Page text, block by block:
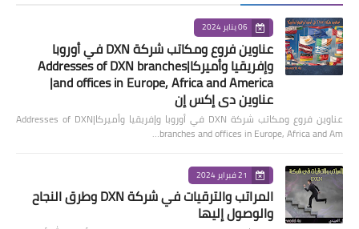
06 يناير 2024
عناوين فروع ومكاتب شركة DXN في أوروبا
وإفريقيا وأميركا|Addresses of DXN branches
and offices in Europe, Africa and America|
عناوين دي إكس إن
عناوين فروع ومكاتب شركة DXN في أوروبا وإفريقيا وأميركا|Addresses of DXN
branches and offices in Europe, Africa and Am…
21 فبراير 2024
المراتب والترقيات في شركة DXN وطرق النجاح
والوصول إليها